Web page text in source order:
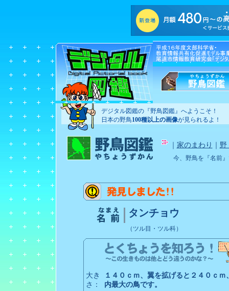
デジタル図鑑の『野鳥図鑑』へようこそ！
日本の野鳥100種以上の画像が見られるよ！
｜ 家のまわり ｜
今、野鳥を『名前
タンチョウ
（ツル目・ツル科）
大き
さ：
１４０ｃｍ、翼を拡げると２４０ｃｍ
内最大の鳥です。